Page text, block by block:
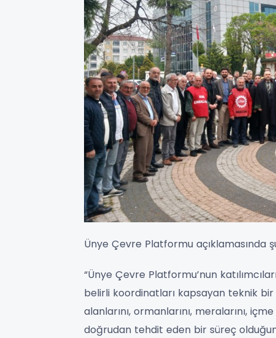
Ünye Çevre Platformu açıklamasında
“Ünye Çevre Platformu’nun
belirli koordinatları kapsayan teknik bir
alanlarını, ormanlarını, meralarını,
doğrudan tehdit eden bir süreç